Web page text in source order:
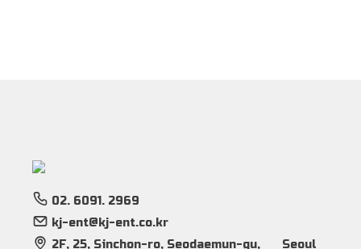
02. 6091. 2969
kj-ent@kj-ent.co.kr
2F, 25, Sinchon-ro, Seodaemun-gu,
Seoul